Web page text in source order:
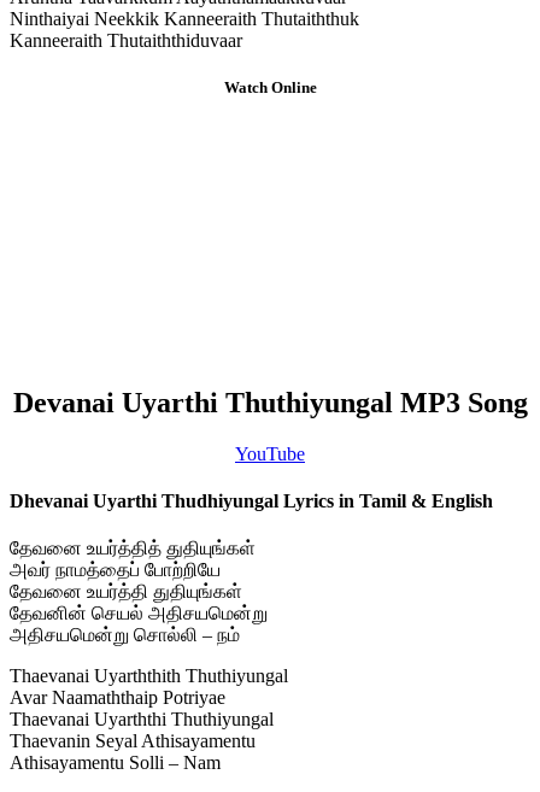
Ninthaiyai Neekkik Kanneeraith Thutaiththuk
Kanneeraith Thutaiththiduvaar
Watch Online
Devanai Uyarthi Thuthiyungal MP3 Song
YouTube
Dhevanai Uyarthi Thudhiyungal Lyrics in Tamil & English
தேவனை உயர்த்தித் துதியுங்கள்
அவர் நாமத்தைப் போற்றியே
தேவனை உயர்த்தி துதியுங்கள்
தேவனின் செயல் அதிசயமென்று
அதிசயமென்று சொல்லி – நம்
Thaevanai Uyarththith Thuthiyungal
Avar Naamaththaip Potriyae
Thaevanai Uyarththi Thuthiyungal
Thaevanin Seyal Athisayamentu
Athisayamentu Solli – Nam